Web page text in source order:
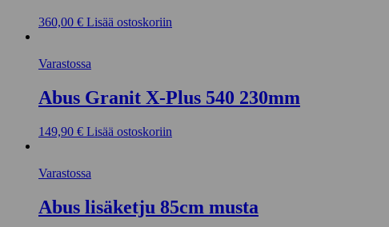
360,00 € Lisää ostoskoriin
Varastossa
Abus Granit X-Plus 540 230mm
149,90 € Lisää ostoskoriin
Varastossa
Abus lisäketju 85cm musta